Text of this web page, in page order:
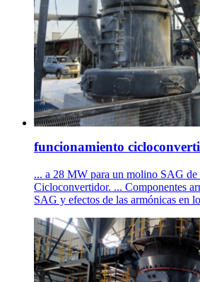
funcionamiento
... a 28 MW para un molino SAG de
Cicloconvertidor. ... Componentes
SAG y efectos de las armónicas en